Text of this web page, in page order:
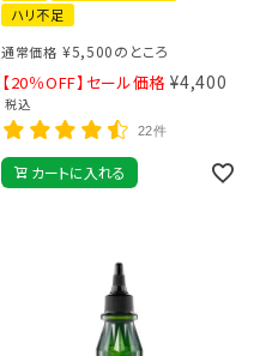
ハリ不足
通常価格 ¥5,500のところ
【20％OFF】セール価格 ¥4,400
税込
22件
カートに入れる